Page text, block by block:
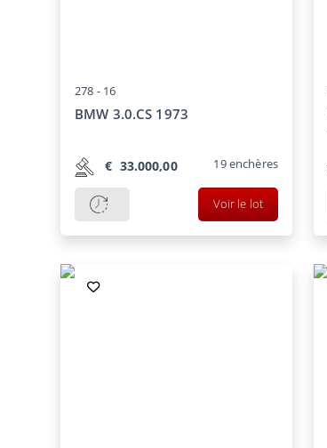
278 - 16
BMW 3.0.CS 1973
€ 33.000,00 19enchères
Voir le lot